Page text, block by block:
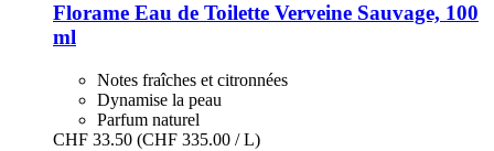
Florame Eau de Toilette Verveine Sauvage, 100
ml
Notes fraîches et citronnées
Dynamise la peau
Parfum naturel
CHF 33.50 (CHF 335.00 / L)